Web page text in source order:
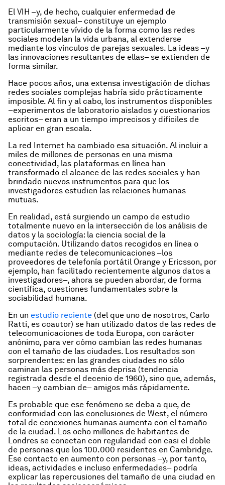
El VIH –y, de hecho, cualquier enfermedad de
transmisión sexual– constituye un ejemplo
particularmente vívido de la forma como las redes
sociales modelan la vida urbana, al extenderse
mediante los vínculos de parejas sexuales. La ideas –y
las innovaciones resultantes de ellas– se extienden de
forma similar.
Hace pocos años, una extensa investigación de dichas
redes sociales complejas habría sido prácticamente
imposible. Al fin y al cabo, los instrumentos disponibles
–experimentos de laboratorio aislados y cuestionarios
escritos– eran a un tiempo imprecisos y difíciles de
aplicar en gran escala.
La red Internet ha cambiado esa situación. Al incluir a
miles de millones de personas en una misma
conectividad, las plataformas en línea han
transformado el alcance de las redes sociales y han
brindado nuevos instrumentos para que los
investigadores estudien las relaciones humanas
mutuas.
En realidad, está surgiendo un campo de estudio
totalmente nuevo en la intersección de los análisis de
datos y la sociología: la ciencia social de la
computación. Utilizando datos recogidos en línea o
mediante redes de telecomunicaciones –los
proveedores de telefonía portátil Orange y Ericsson, por
ejemplo, han facilitado recientemente algunos datos a
investigadores–, ahora se pueden abordar, de forma
científica, cuestiones fundamentales sobre la
sociabilidad humana.
En un estudio reciente (del que uno de nosotros, Carlo
Ratti, es coautor) se han utilizado datos de las redes de
telecomunicaciones de toda Europa, con carácter
anónimo, para ver cómo cambian las redes humanas
con el tamaño de las ciudades. Los resultados son
sorprendentes: en las grandes ciudades no sólo
caminan las personas más deprisa (tendencia
registrada desde el decenio de 1960), sino que, además,
hacen –y cambian de– amigos más rápidamente.
Es probable que ese fenómeno se deba a que, de
conformidad con las conclusiones de West, el número
total de conexiones humanas aumenta con el tamaño
de la ciudad. Los ocho millones de habitantes de
Londres se conectan con regularidad con casi el doble
de personas que los 100.000 residentes en Cambridge.
Ese contacto en aumento con personas –y, por tanto,
ideas, actividades e incluso enfermedades– podría
explicar las repercusiones del tamaño de una ciudad en